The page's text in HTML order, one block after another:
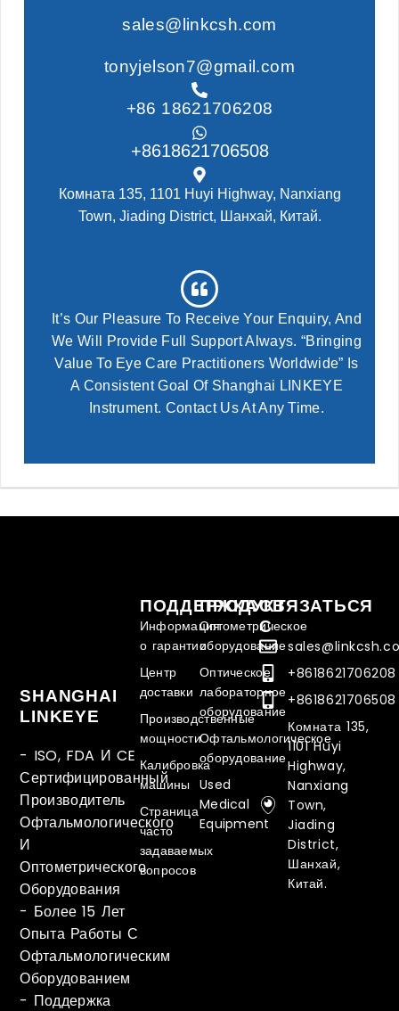
sales@linkcsh.com
tonyjelson7@gmail.com
+86 18621706208
+8618621706508
Комната 135, 1101 Huyi Highway, Nanxiang
Town, Jiading District, Шанхай, Китай.
It’s Our Pleasure To Receive Your Enquiry, And
We Will Provide Full Support Always. “Bringing
Value To Eye Care Practitioners Worldwide” Is
A Consistent Goal Of Shanghai LINKEYE
Instrument. Contact Us At Any Time.
SHANGHAI
LINKEYE
- ISO, FDA И CE
Сертифицированный
Производитель
Офтальмологического
И
Оптометрического
Оборудования
- Более 15 Лет
Опыта Работы С
Офтальмологическим
Оборудованием
- Поддержка
ПРОДУКТ
Оптометрическое
оборудование
Оптическое
лабораторное
оборудование
Офтальмологическое
оборудование
Used
Medical
Equipment
ПОДДЕРЖКА
Информация
о гарантии
Центр
доставки
Производственные
мощности
Калибровка
машины
Страница
часто
задаваемых
вопросов
СВЯЗАТЬСЯ
С
+8618621706208
+8618621706508
Комната 135,
1101 Huyi
Highway,
Nanxiang
Town,
Jiading
District,
Шанхай,
Китай.